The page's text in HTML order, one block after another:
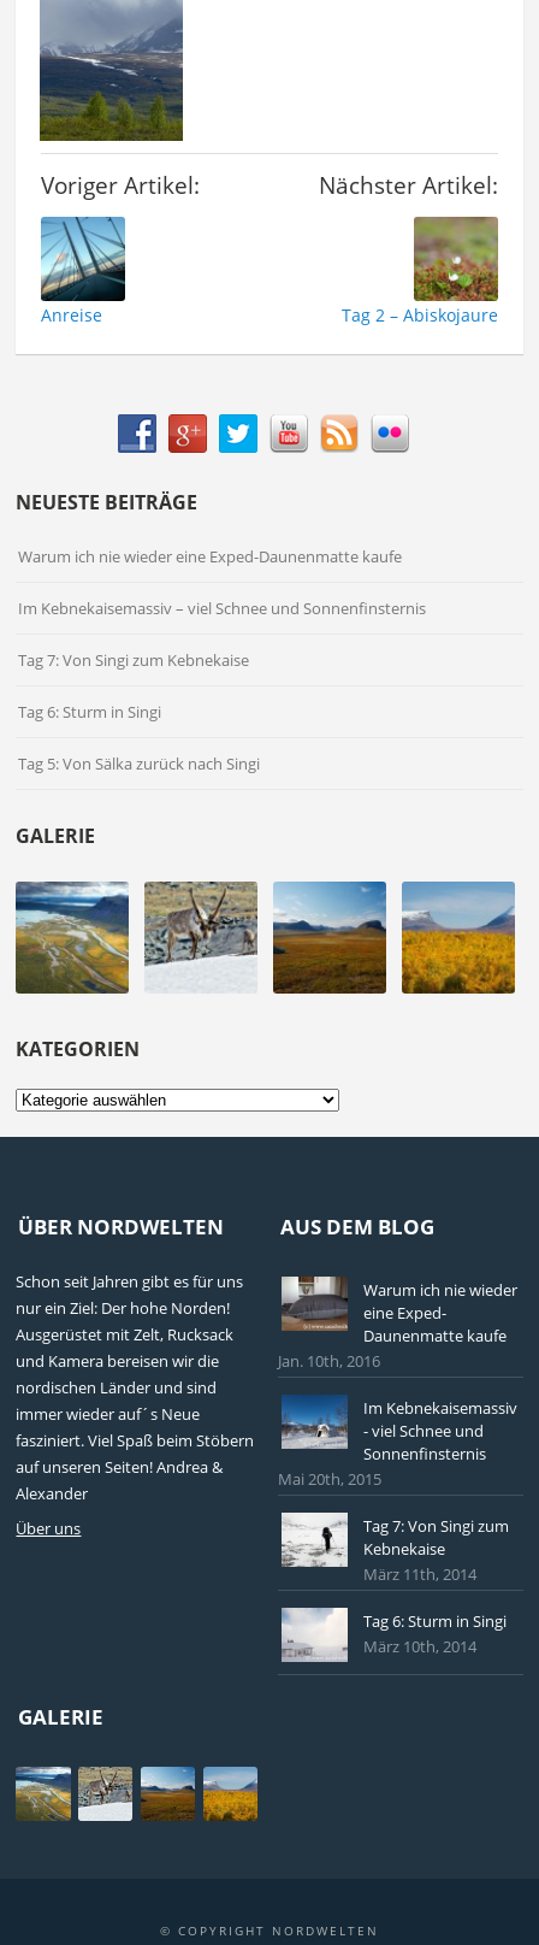
Voriger Artikel:
Anreise
Nächster Artikel:
Tag 2 – Abiskojaure
NEUESTE BEITRÄGE
Warum ich nie wieder eine Exped-Daunenmatte kaufe
Im Kebnekaisemassiv – viel Schnee und Sonnenfinsternis
Tag 7: Von Singi zum Kebnekaise
Tag 6: Sturm in Singi
Tag 5: Von Sälka zurück nach Singi
GALERIE
KATEGORIEN
Kategorien
ÜBER NORDWELTEN
Schon seit Jahren gibt es für uns
nur ein Ziel: Der hohe Norden!
Ausgerüstet mit Zelt, Rucksack
und Kamera bereisen wir die
nordischen Länder und sind
immer wieder auf´s Neue
fasziniert. Viel Spaß beim Stöbern
auf unseren Seiten! Andrea &
Alexander
Über uns
AUS DEM BLOG
Warum ich nie wieder
eine Exped-
Daunenmatte kaufe
Jan. 10th, 2016
Im Kebnekaisemassiv
- viel Schnee und
Sonnenfinsternis
Mai 20th, 2015
Tag 7: Von Singi zum
Kebnekaise
März 11th, 2014
Tag 6: Sturm in Singi
März 10th, 2014
GALERIE
© COPYRIGHT NORDWELTEN